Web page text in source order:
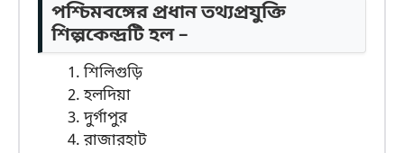
পশ্চিমবঙ্গের প্রধান তথ্যপ্রযুক্তি
শিল্পকেন্দ্রটি হল –
শিলিগুড়ি
হলদিয়া
দুর্গাপুর
রাজারহাট